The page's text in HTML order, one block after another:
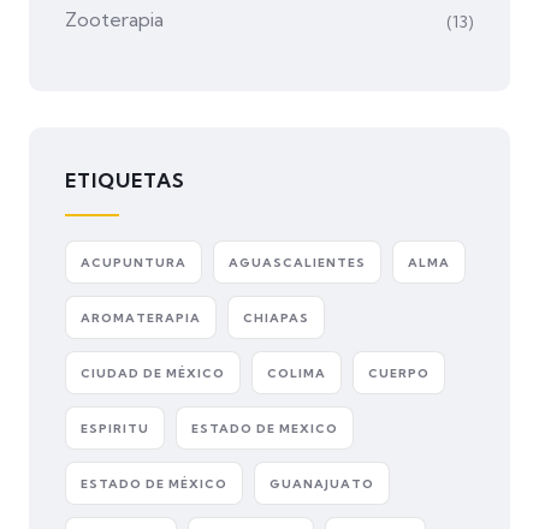
Zooterapia (13)
ETIQUETAS
ACUPUNTURA AGUASCALIENTES ALMA
AROMATERAPIA CHIAPAS
CIUDAD DE MÉXICO COLIMA CUERPO
ESPIRITU ESTADO DE MEXICO
ESTADO DE MÉXICO GUANAJUATO